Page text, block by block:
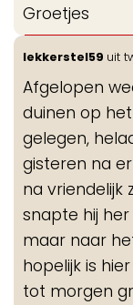
Groetjes
lekkerstel59 uit
Afgelopen
duinen op
gelegen,
gisteren na
na vriendelijk
snapte hij
maar naar
hopelijk is
tot morgen